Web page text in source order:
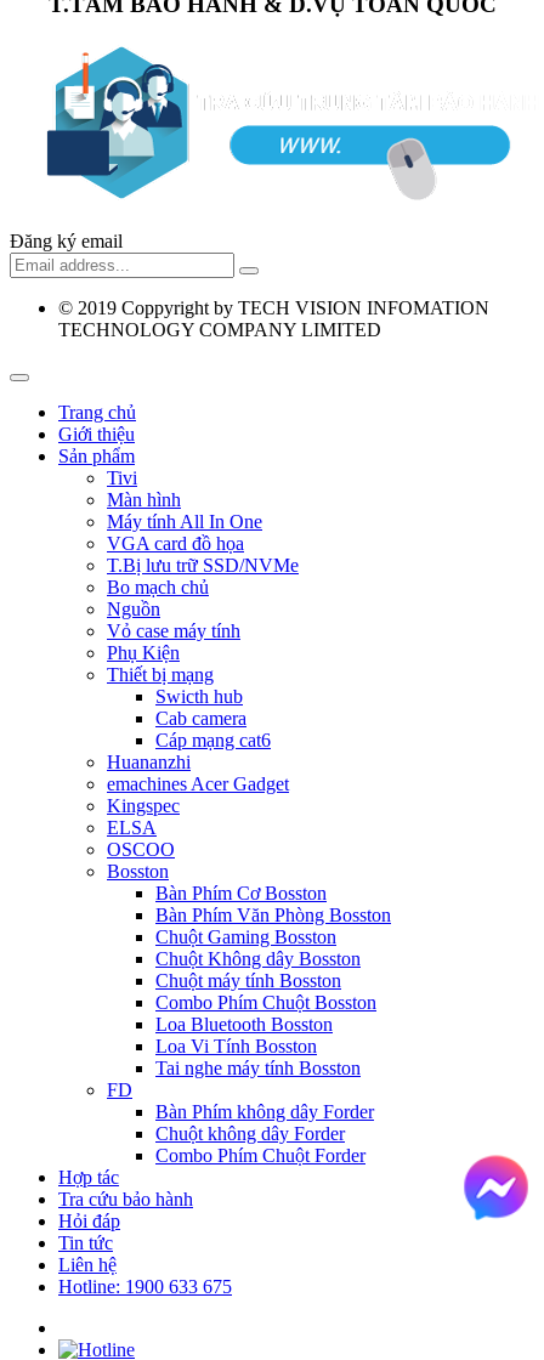
Đăng ký email
© 2019 Coppyright by TECH VISION INFOMATION
TECHNOLOGY COMPANY LIMITED
Trang chủ
Giới thiệu
Sản phẩm
Tivi
Màn hình
Máy tính All In One
VGA card đồ họa
T.Bị lưu trữ SSD/NVMe
Bo mạch chủ
Nguồn
Vỏ case máy tính
Phụ Kiện
Thiết bị mạng
Swicth hub
Cab camera
Cáp mạng cat6
Huananzhi
emachines Acer Gadget
Kingspec
ELSA
OSCOO
Bosston
Bàn Phím Cơ Bosston
Bàn Phím Văn Phòng Bosston
Chuột Gaming Bosston
Chuột Không dây Bosston
Chuột máy tính Bosston
Combo Phím Chuột Bosston
Loa Bluetooth Bosston
Loa Vi Tính Bosston
Tai nghe máy tính Bosston
FD
Bàn Phím không dây Forder
Chuột không dây Forder
Combo Phím Chuột Forder
Hợp tác
Tra cứu bảo hành
Hỏi đáp
Tin tức
Liên hệ
Hotline: 1900 633 675